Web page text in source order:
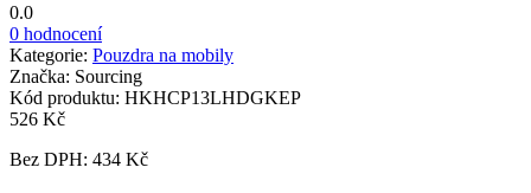
0.0
0 hodnocení
Kategorie: Pouzdra na mobily
Značka: Sourcing
Kód produktu: HKHCP13LHDGKEP
526 Kč
Bez DPH: 434 Kč